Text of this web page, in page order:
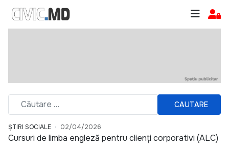
CAUTARE
ȘTIRI SOCIALE 02/04/2026
Cursuri de limba engleză pentru clienți corporativi (ALC)